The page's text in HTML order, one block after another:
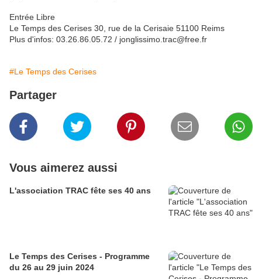
Entrée Libre
Le Temps des Cerises 30, rue de la Cerisaie 51100 Reims
Plus d'infos: 03.26.86.05.72 / jonglissimo.trac@free.fr
#Le Temps des Cerises
Partager
Vous aimerez aussi
L'association TRAC fête ses 40 ans
Le Temps des Cerises - Programme
du 26 au 29 juin 2024